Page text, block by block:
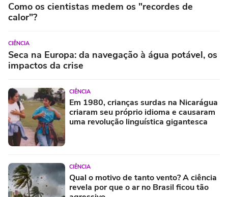
Como os cientistas medem os "recordes de
calor"?
CIÊNCIA
Seca na Europa: da navegação à água potável, os
impactos da crise
CIÊNCIA
Em 1980, crianças surdas na Nicarágua
criaram seu próprio idioma e causaram
uma revolução linguística gigantesca
CIÊNCIA
Qual o motivo de tanto vento? A ciência
revela por que o ar no Brasil ficou tão